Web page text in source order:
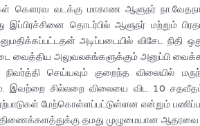
கௌரவ வடக்கு மாகாண ஆளுநர்
இப்பிரச்சினை தொடர்பில் ஆளுநர் மற்றும்
அடிப்படையில் விசேட நிதி
வைத்திய அலுவலகங்களுக்கும் அனுப்பி
செய்யவும் குறைந்த விலையில்
சில்லறை விலையை விட 10 சதவீதம்
மேற்கொள்ளப்பட்டுள்ளன என்றும்
தமது முழுமையான ஆதரவை